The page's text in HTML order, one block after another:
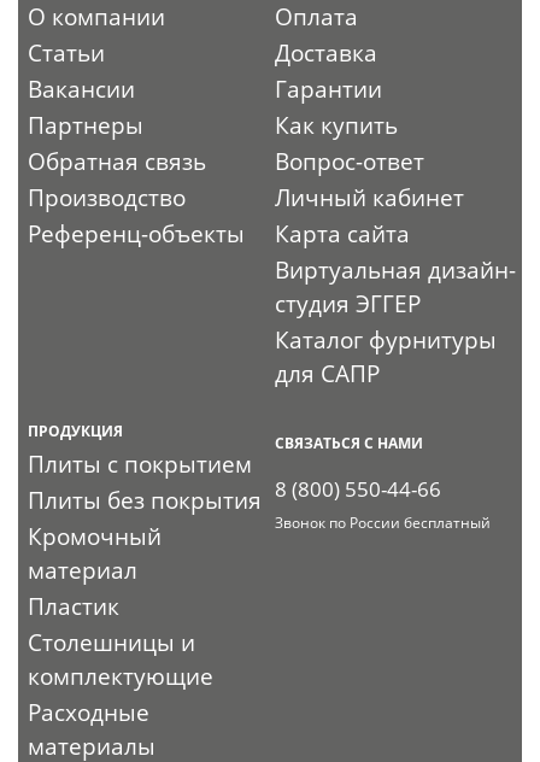
О компании
Статьи
Вакансии
Партнеры
Обратная связь
Производство
Референц-объекты
Оплата
Доставка
Гарантии
Как купить
Вопрос-ответ
Личный кабинет
Карта сайта
Виртуальная дизайн-
студия ЭГГЕР
Каталог фурнитуры
для САПР
ПРОДУКЦИЯ
Плиты с покрытием
Плиты без покрытия
Кромочный
материал
Пластик
Столешницы и
комплектующие
Расходные
материалы
СВЯЗАТЬСЯ С НАМИ
8 (800) 550-44-66
Звонок по России бесплатный